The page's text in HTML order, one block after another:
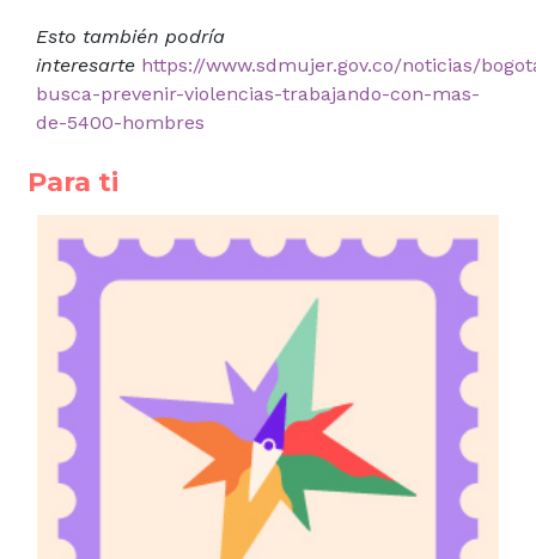
Esto también podría
interesarte https://www.sdmujer.gov.co/noticias/
busca-prevenir-violencias-trabajando-con-mas-
de-5400-hombres
Para ti